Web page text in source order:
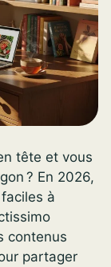
tête et vous
? En 2026,
à
contenus
partager